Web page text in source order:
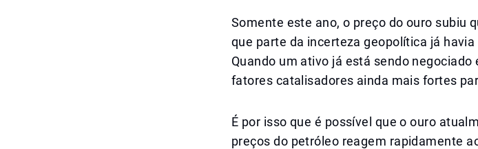
Somente este ano, o preço do ouro subiu
que parte da incerteza geopolítica já
Quando um ativo já está sendo
fatores catalisadores ainda mais fortes
É por isso que é possível que o ouro
preços do petróleo reagem rapidamente